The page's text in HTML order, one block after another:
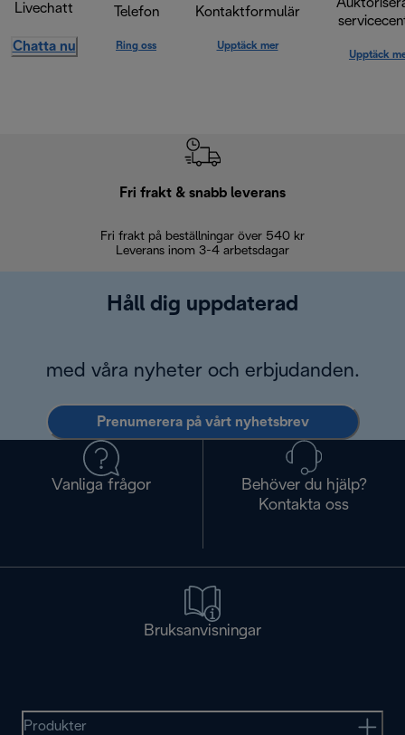
Livechatt
Chatta nu
Telefon
Ring oss
Kontaktformulär
Upptäck mer
Upptäck
Fri frakt & snabb leverans
Fri frakt på beställningar över 540 kr
Leverans inom 3-4 arbetsdagar
Håll dig uppdaterad
med våra nyheter och erbjudanden.
Prenumerera på vårt nyhetsbrev
Vanliga frågor
Behöver du hjälp?
Kontakta oss
Bruksanvisningar
Produkter